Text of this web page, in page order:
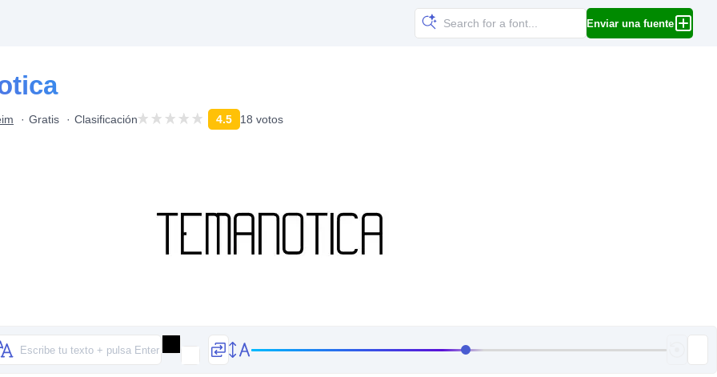
Enviar una fuente
Gratis Clasificación 4.5 18 votos